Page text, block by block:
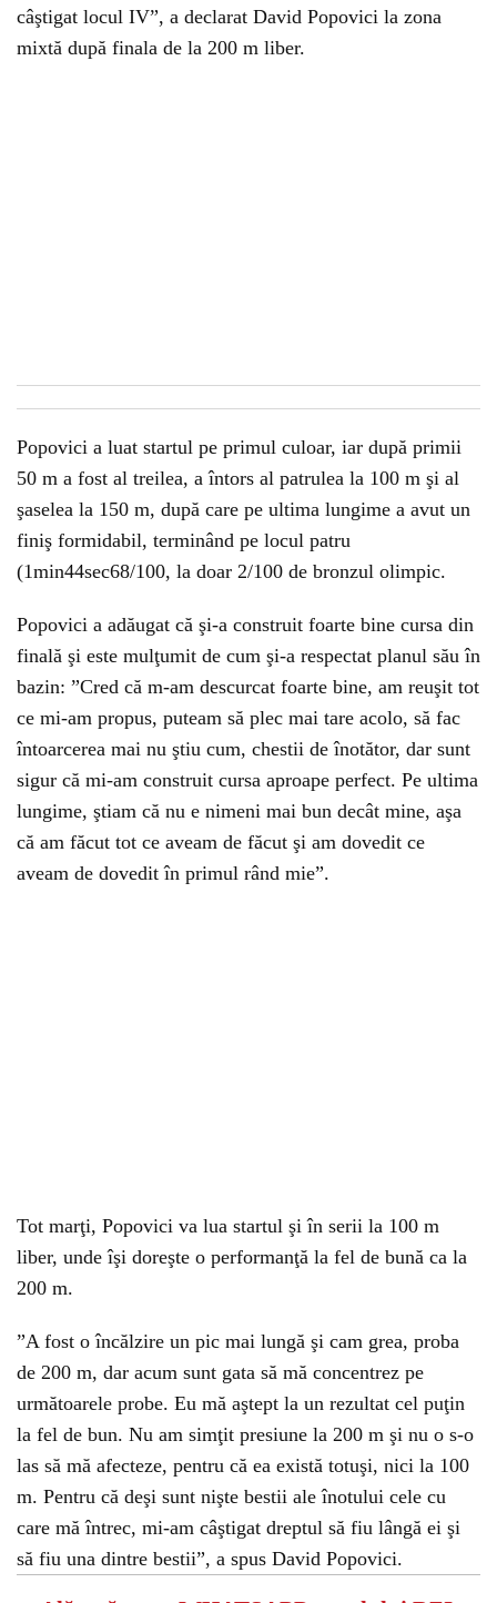
câştigat locul IV”, a declarat David Popovici la zona
mixtă după finala de la 200 m liber.
Popovici a luat startul pe primul culoar, iar după primii
50 m a fost al treilea, a întors al patrulea la 100 m şi al
şaselea la 150 m, după care pe ultima lungime a avut un
finiş formidabil, terminând pe locul patru
(1min44sec68/100, la doar 2/100 de bronzul olimpic.
Popovici a adăugat că şi-a construit foarte bine cursa din
finală şi este mulţumit de cum şi-a respectat planul său în
bazin: ”Cred că m-am descurcat foarte bine, am reuşit tot
ce mi-am propus, puteam să plec mai tare acolo, să fac
întoarcerea mai nu ştiu cum, chestii de înotător, dar sunt
sigur că mi-am construit cursa aproape perfect. Pe ultima
lungime, ştiam că nu e nimeni mai bun decât mine, aşa
că am făcut tot ce aveam de făcut şi am dovedit ce
aveam de dovedit în primul rând mie”.
Tot marţi, Popovici va lua startul şi în serii la 100 m
liber, unde îşi doreşte o performanţă la fel de bună ca la
200 m.
”A fost o încălzire un pic mai lungă şi cam grea, proba
de 200 m, dar acum sunt gata să mă concentrez pe
următoarele probe. Eu mă aştept la un rezultat cel puţin
la fel de bun. Nu am simţit presiune la 200 m şi nu o s-o
las să mă afecteze, pentru că ea există totuşi, nici la 100
m. Pentru că deşi sunt nişte bestii ale înotului cele cu
care mă întrec, mi-am câştigat dreptul să fiu lângă ei şi
să fiu una dintre bestii”, a spus David Popovici.